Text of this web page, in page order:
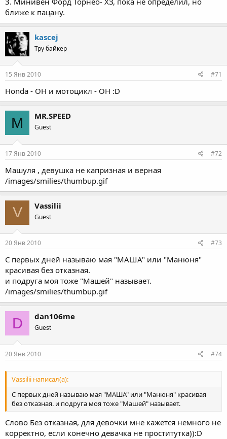
ближе к пацану.
kascej
Тру байкер
15 Янв 2010 #71
Honda - ОН и мотоцикл - ОН :D
M MR.SPEED
Guest
17 Янв 2010 #72
Машуля , девушка не капризная и верная
/images/smilies/thumbup.gif
V Vassilii
Guest
20 Янв 2010 #73
С первых дней называю мая "МАША" или "Манюня"
красивая без отказная.
и подруга моя тоже "Машей" называет.
/images/smilies/thumbup.gif
D dan106me
Guest
20 Янв 2010 #74
Vassilii написал(а):
С первых дней называю мая "МАША" или "Манюня" красивая
без отказная. и подруга моя тоже "Машей" называет.
Слово Без отказная, для девочки мне кажется немного не
корректно, если конечно девачка не проститутка)):D